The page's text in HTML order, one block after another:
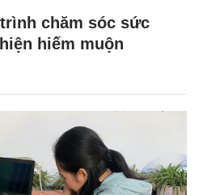
chăm sóc sức
hiếm muộn